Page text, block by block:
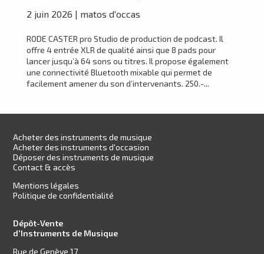
2 juin 2026 | matos d'occas
RODE CASTER pro Studio de production de podcast. Il
offre 4 entrée XLR de qualité ainsi que 8 pads pour
lancer jusqu’à 64 sons ou titres. Il propose également
une connectivité Bluetooth mixable qui permet de
facilement amener du son d’intervenants. 250.-...
Acheter des instruments de musique
Acheter des instruments d'occasion
Déposer des instruments de musique
Contact & accès
Mentions légales
Politique de confidentialité
Dépôt-Vente
d'Instruments de Musique
Rue de Genève 17